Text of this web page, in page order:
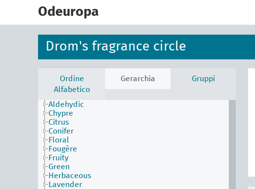
Odeuropa
Drom's fragrance circle
Ordine
Alfabetico
Gerarchia Gruppi
Aldehydic
Chypre
Citrus
Conifer
Floral
Fougère
Fruity
Green
Herbaceous
Lavender